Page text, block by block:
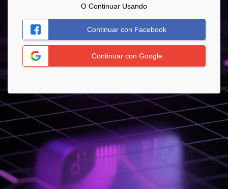
O Continuar Usando
Continuar con Facebook
Continuar con Google